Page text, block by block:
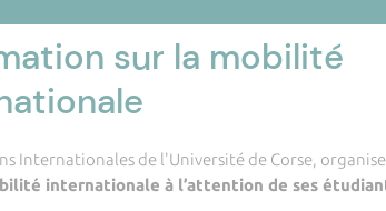
sur la mobilité
Internationales de l'Université de Corse,
internationale à l’attention de ses